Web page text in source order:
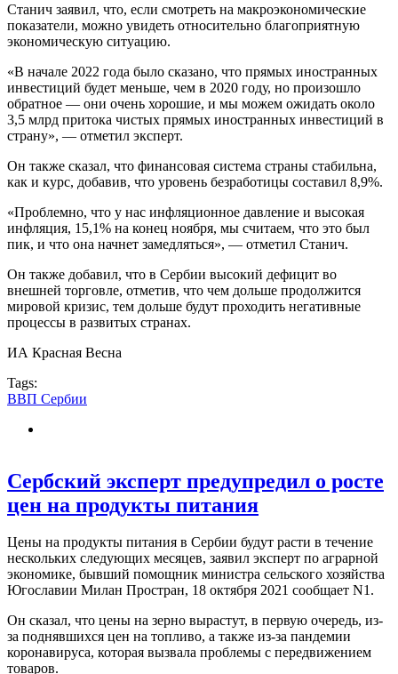
Станич заявил, что, если смотреть на макроэкономические
показатели, можно увидеть относительно благоприятную
экономическую ситуацию.
«В начале 2022 года было сказано, что прямых иностранных
инвестиций будет меньше, чем в 2020 году, но произошло
обратное — они очень хорошие, и мы можем ожидать около
3,5 млрд притока чистых прямых иностранных инвестиций в
страну», — отметил эксперт.
Он также сказал, что финансовая система страны стабильна,
как и курс, добавив, что уровень безработицы составил 8,9%.
«Проблемно, что у нас инфляционное давление и высокая
инфляция, 15,1% на конец ноября, мы считаем, что это был
пик, и что она начнет замедляться», — отметил Станич.
Он также добавил, что в Сербии высокий дефицит во
внешней торговле, отметив, что чем дольше продолжится
мировой кризис, тем дольше будут проходить негативные
процессы в развитых странах.
ИА Красная Весна
Tags:
ВВП Сербии
Сербский эксперт предупредил о росте
цен на продукты питания
Цены на продукты питания в Сербии будут расти в течение
нескольких следующих месяцев, заявил эксперт по аграрной
экономике, бывший помощник министра сельского хозяйства
Югославии Милан Простран, 18 октября 2021 сообщает N1.
Он сказал, что цены на зерно вырастут, в первую очередь, из-
за поднявшихся цен на топливо, а также из-за пандемии
коронавируса, которая вызвала проблемы с передвижением
товаров.